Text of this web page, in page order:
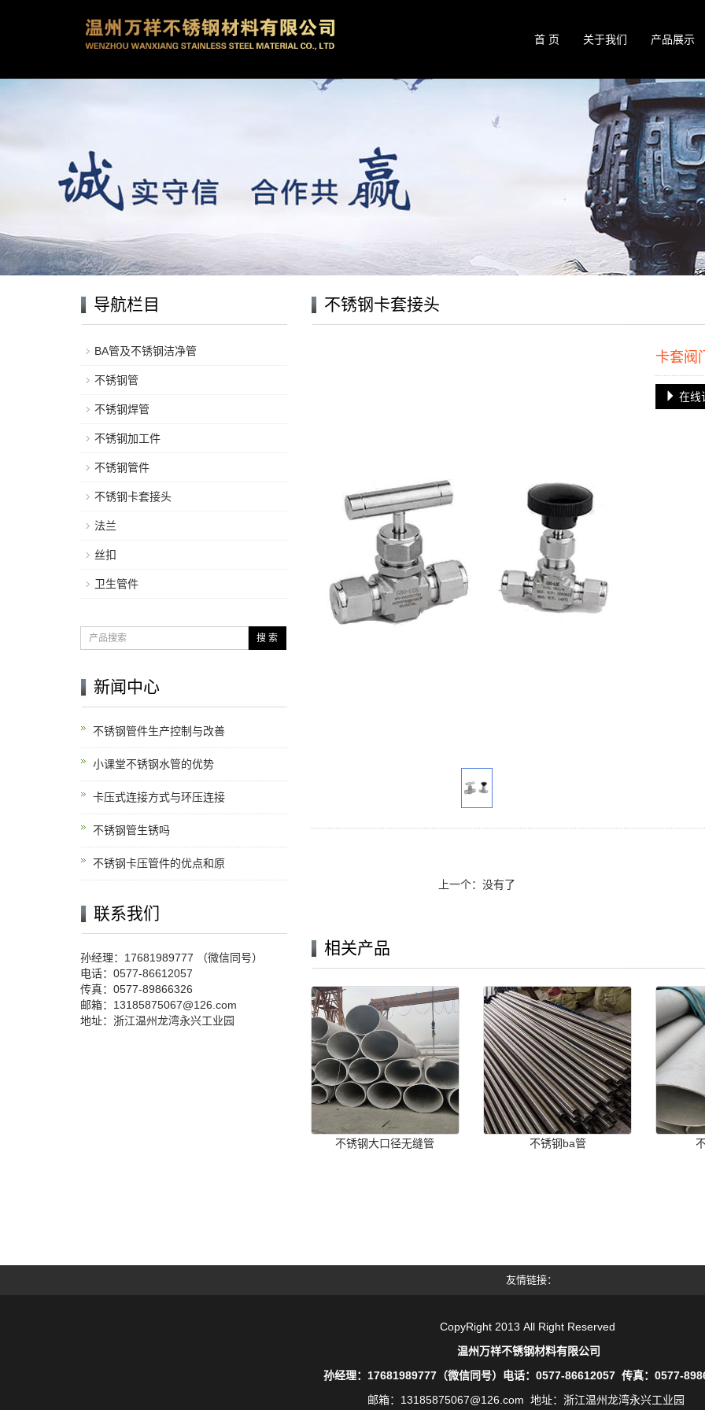
首 页 关于我们 产品展示
不锈钢卡套接头
卡套阀
在线
上一个：没有了
相关产品
不锈钢大口径无缝管 不锈钢ba管
导航栏目
BA管及不锈钢洁净管
不锈钢管
不锈钢焊管
不锈钢加工件
不锈钢管件
不锈钢卡套接头
法兰
丝扣
卫生管件
搜 索
新闻中心
不锈钢管件生产控制与改善
小课堂不锈钢水管的优势
卡压式连接方式与环压连接
不锈钢管生锈吗
不锈钢卡压管件的优点和原
联系我们
孙经理：17681989777 （微信同号）
电话：0577-86612057
传真：0577-89866326
邮箱：13185875067@126.com
地址：浙江温州龙湾永兴工业园
友情链接
CopyRight 2013 All Right Reserved
温州万祥不锈钢材料有限公司
孙经理：17681989777（微信同号）电话：0577-86612057 传真：0577-
邮箱：13185875067@126.com 地址：浙江温州龙湾永兴工业园